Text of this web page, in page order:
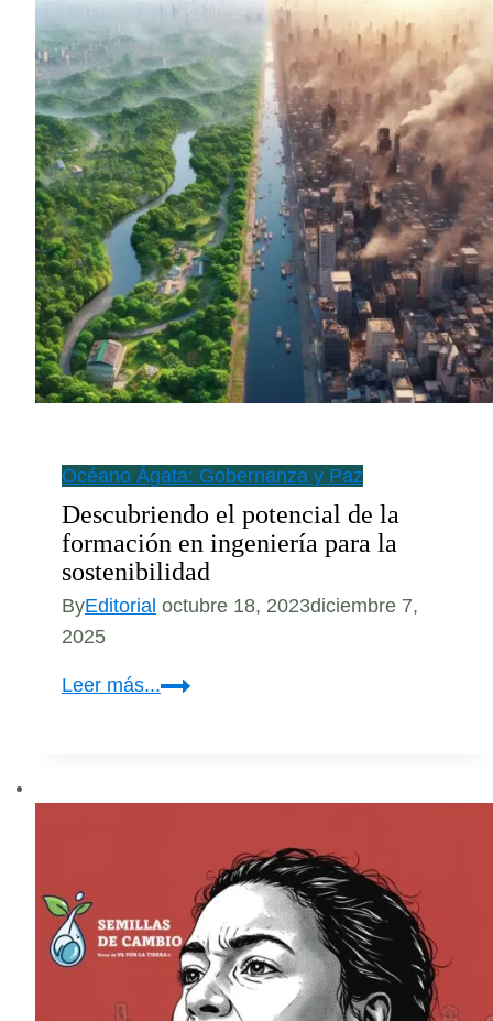
Océano Ágata: Gobernanza y Paz
Descubriendo el potencial de la
formación en ingeniería para la
sostenibilidad
ByEditorial octubre 18, 2023diciembre 7,
2025
Leer más...Descubriendo
la
ingeniería
para
la
sostenibilidad